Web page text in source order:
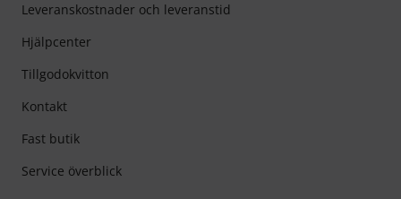
Leveranskostnader och leveranstid
Hjälpcenter
Tillgodokvitton
Kontakt
Fast butik
Service överblick